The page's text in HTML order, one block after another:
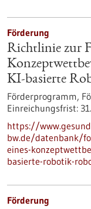
Förderung
Richtlinie zur
KI-basierte
Förderprogramm,
Einreichungsfrist:
https://
bw.de/datenbank/
eines-
basierte-robotik-
Förderung